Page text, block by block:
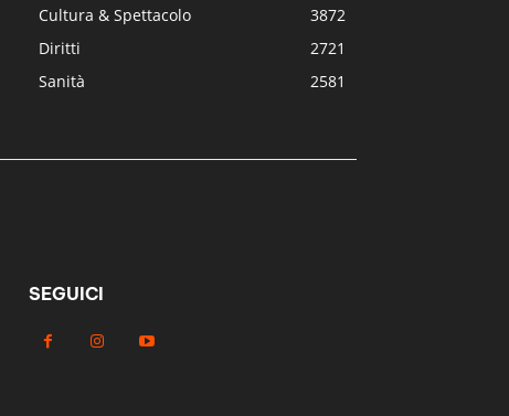
Cultura & Spettacolo
3872
Diritti
2721
Sanità
2581
SEGUICI